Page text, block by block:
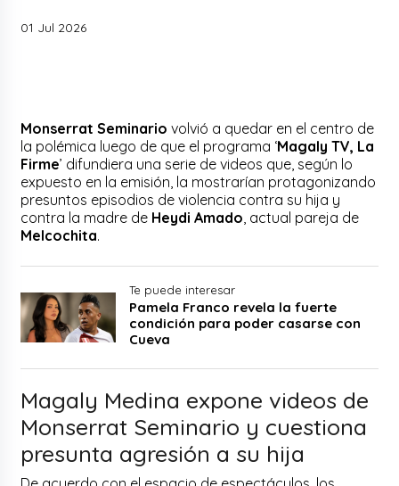
01 Jul 2026
Monserrat Seminario volvió a quedar en el centro de
la polémica luego de que el programa ‘Magaly TV, La
Firme’ difundiera una serie de videos que, según lo
expuesto en la emisión, la mostrarían protagonizando
presuntos episodios de violencia contra su hija y
contra la madre de Heydi Amado, actual pareja de
Melcochita.
Te puede interesar
Pamela Franco revela la fuerte
condición para poder casarse con
Cueva
Magaly Medina expone videos de
Monserrat Seminario y cuestiona
presunta agresión a su hija